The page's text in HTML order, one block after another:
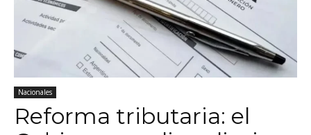
Nacionales
Reforma tributaria: el